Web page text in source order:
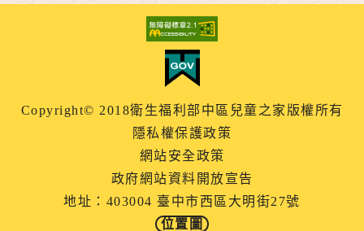
Copyright© 2018衛生福利部中區兒童之家版權所有
隱私權保護政策
網站安全政策
政府網站資料開放宣告
地址：403004 臺中市西區大明街27號
位置圖